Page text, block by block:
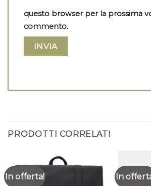
questo browser per la prossima
commento.
PRODOTTI CORRELATI
In offerta! In